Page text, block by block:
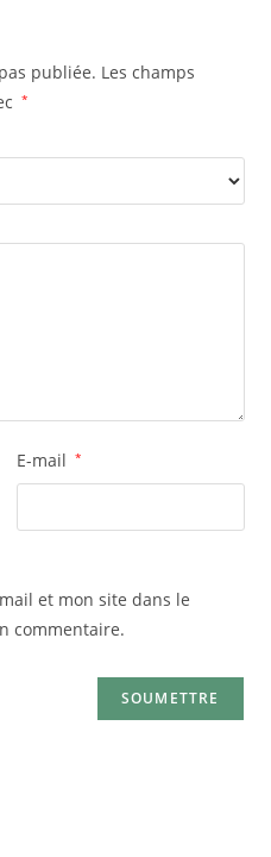
publiée. Les champs
*
E-mail *
et mon site dans le
commentaire.